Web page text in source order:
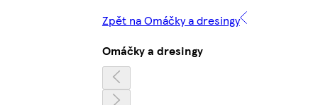
Zpět na Omáčky a dresingy
Omáčky a dresingy